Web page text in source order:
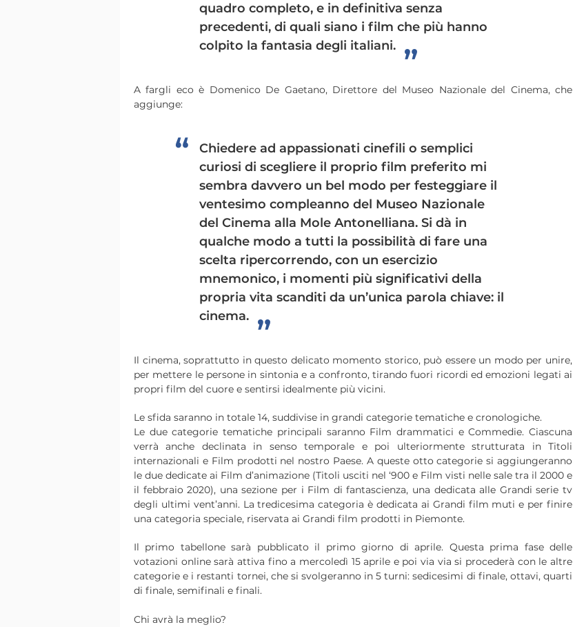
quadro completo, e in definitiva senza
precedenti, di quali siano i film che più hanno
colpito la fantasia degli italiani.
A fargli eco è Domenico De Gaetano, Direttore del Museo Nazionale del Cinema, che
aggiunge:
Chiedere ad appassionati cinefili o semplici
curiosi di scegliere il proprio film preferito mi
sembra davvero un bel modo per festeggiare il
ventesimo compleanno del Museo Nazionale
del Cinema alla Mole Antonelliana. Si dà in
qualche modo a tutti la possibilità di fare una
scelta ripercorrendo, con un esercizio
mnemonico, i momenti più significativi della
propria vita scanditi da un’unica parola chiave: il
cinema.
Il cinema, soprattutto in questo delicato momento storico, può essere un modo per unire,
per mettere le persone in sintonia e a confronto, tirando fuori ricordi ed emozioni legati ai
propri film del cuore e sentirsi idealmente più vicini.
Le sfida saranno in totale 14, suddivise in grandi categorie tematiche e cronologiche.
Le due categorie tematiche principali saranno Film drammatici e Commedie. Ciascuna
verrà anche declinata in senso temporale e poi ulteriormente strutturata in Titoli
internazionali e Film prodotti nel nostro Paese. A queste otto categorie si aggiungeranno
le due dedicate ai Film d’animazione (Titoli usciti nel ‘900 e Film visti nelle sale tra il 2000 e
il febbraio 2020), una sezione per i Film di fantascienza, una dedicata alle Grandi serie tv
degli ultimi vent’anni. La tredicesima categoria è dedicata ai Grandi film muti e per finire
una categoria speciale, riservata ai Grandi film prodotti in Piemonte.
Il primo tabellone sarà pubblicato il primo giorno di aprile. Questa prima fase delle
votazioni online sarà attiva fino a mercoledì 15 aprile e poi via via si procederà con le altre
categorie e i restanti tornei, che si svolgeranno in 5 turni: sedicesimi di finale, ottavi, quarti
di finale, semifinali e finali.
Chi avrà la meglio?